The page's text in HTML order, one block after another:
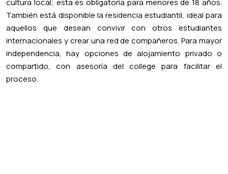
cultura local; esta es obligatoria para menores de 18 años.
También está disponible la residencia estudiantil, ideal para
aquellos que desean convivir con otros estudiantes
internacionales y crear una red de compañeros. Para mayor
independencia, hay opciones de alojamiento privado o
compartido, con asesoría del college para facilitar el
proceso.